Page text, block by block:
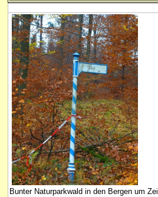
Bunter Naturparkwald in den Bergen um Zeil